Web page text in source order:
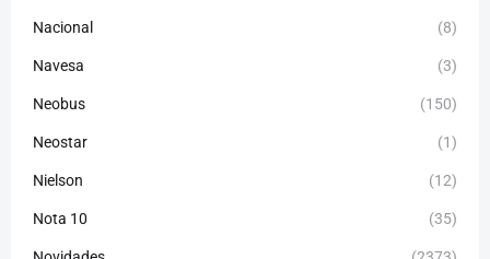
Nacional (8)
Navesa (3)
Neobus (150)
Neostar (1)
Nielson (12)
Nota 10 (35)